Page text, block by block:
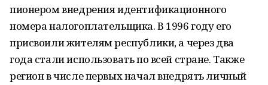
пионером внедрения идентификационного
номера налогоплательщика. В 1996 году его
присвоили жителям республики, а через два
года стали использовать по всей стране. Также
регион в числе первых начал внедрять личный